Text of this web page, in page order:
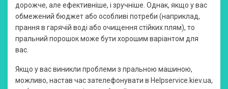
дорожче, але ефективніше, і зручніше. Однак, якщо у вас
обмежений бюджет або особливі потреби (наприклад,
прання в гарячій воді або очищення стійких плям), то
пральний порошок може бути хорошим варіантом для
вас.
Якщо у вас виникли проблеми з пральною машиною,
можливо, настав час зателефонувати в Helpservice.kiev.ua,